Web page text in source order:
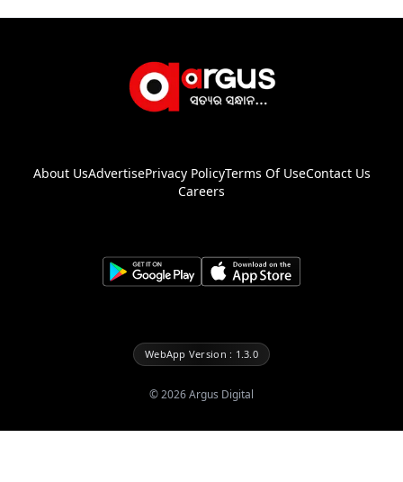
About UsAdvertisePrivacy PolicyTerms Of UseContact Us
Careers
WebApp Version : 1.3.0
©2026Argus Digital